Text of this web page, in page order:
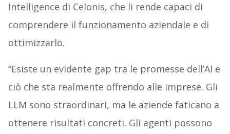
Intelligence di Celonis, che li rende capaci di
comprendere il funzionamento aziendale e di
ottimizzarlo.
“Esiste un evidente gap tra le promesse dell’AI e
ciò che sta realmente offrendo alle imprese. Gli
LLM sono straordinari, ma le aziende faticano a
ottenere risultati concreti. Gli agenti possono